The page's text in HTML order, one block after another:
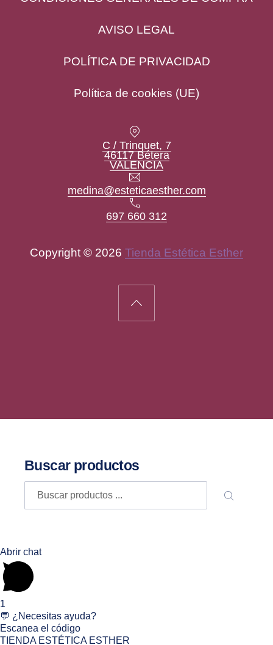
AVISO LEGAL
POLÍTICA DE PRIVACIDAD
Política de cookies (UE)
C / Trinquet, 7
46117 Bétera
VALENCIANew Window
Email
medina@esteticaesther.com
Teléfono
697 660 312
Copyright © 2026 Tienda Estética Esther
Back to Top
Buscar productos
Buscar
BUSCAR
Abrir chat
1
💬 ¿Necesitas ayuda?
Escanea el código
TIENDA ESTÉTICA ESTHER